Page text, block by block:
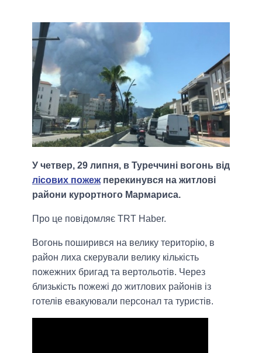
У четвер, 29 липня, в Туреччині вогонь від
лісових пожежперекинувся на житлові
райони курортного Мармариса.
Про це повідомляє TRT Haber.
Вогонь поширився на велику територію, в
район лиха скерували велику кількість
пожежних бригад та вертольотів. Через
близькість пожежі до житлових районів із
готелів евакуювали персонал та туристів.